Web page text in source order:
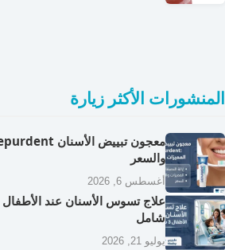
المنشورات الأكثر زيارة
والسعر
أغسطس 6, 2026
شامل
يوليو 21, 2026